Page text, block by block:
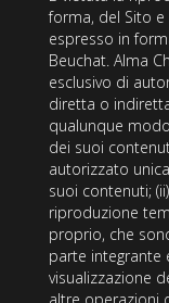
forma, del Sito
espresso in
Beuchat. Alma
esclusivo di
diretta o
qualunque
dei suoi
autorizzato
suoi contenuti;
riproduzione
proprio, che
parte integrante
visualizzazione